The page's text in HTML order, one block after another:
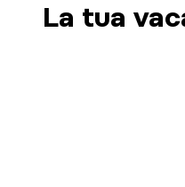
La tua